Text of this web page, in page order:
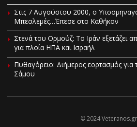
Στις 7 Αυγούστου 2000, ο
Μπεσλεμές…Έπεσε στο Καθήκον
Στενά του Ορμούζ: Το Ιράν εξετάζει
για πλοία ΗΠΑ και Ισραήλ
Πυθαγόρειο: Διήμερος εορτασμός για
Σάμου
© 2024 Veteranos.gr